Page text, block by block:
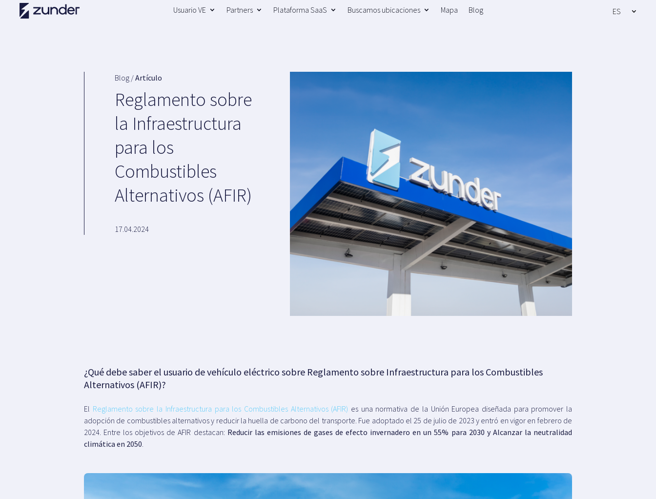
Usuario VE Partners Plataforma SaaS Buscamos ubicaciones Mapa Blog ES
Blog /Artículo
Reglamento sobre
la Infraestructura
para los
Combustibles
Alternativos (AFIR)
17.04.2024
¿Qué debe saber el usuario de vehículo eléctrico sobre Reglamento sobre Infraestructura para los Combustibles
Alternativos (AFIR)?
El Reglamento sobre la Infraestructura para los Combustibles Alternativos (AFIR) es una normativa de la Unión Europea diseñada para promover la
adopción de combustibles alternativos y reducir la huella de carbono del transporte. Fue adoptado el 25 de julio de 2023 y entró en vigor en febrero de
2024. Entre los objetivos de AFIR destacan: Reducir las emisiones de gases de efecto invernadero en un 55% para 2030 y Alcanzar la neutralidad
climática en 2050